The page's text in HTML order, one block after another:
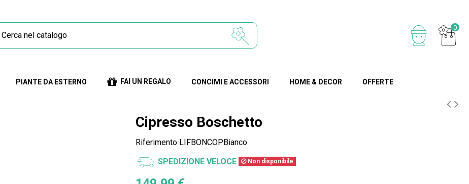
0
PIANTE DA ESTERNO FAI UN REGALO CONCIMI E ACCESSORI HOME & DECOR OFFERTE
Cipresso Boschetto
Riferimento LIFBONCOPBianco
SPEDIZIONE VELOCE Non disponibile